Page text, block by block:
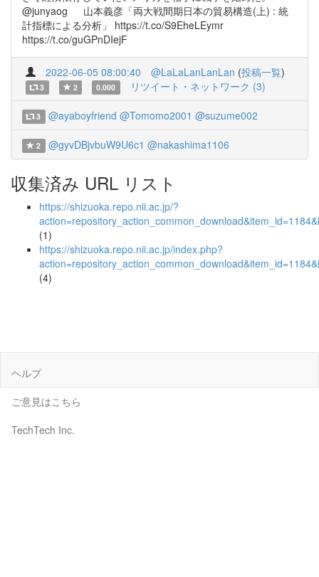
@junyaog 山本義彦「両大戦間期日本の貿易構造(上) : 統
計指標による分析」 https://t.co/S9EheLEymr
https://t.co/guGPnDIejF
2022-06-05 08:00:40 @LaLaLanLanLan (投稿一覧)
3 2 0.000 リツイート・ネットワーク (3)
3 @ayaboyfriend @Tomomo2001 @suzume002
2 @gyvDBjvbuW9U6c1 @nakashima1106
収集済み URL リスト
https://shizuoka.repo.nii.ac.jp/?
(1)
https://shizuoka.repo.nii.ac.jp/index.php?
(4)
ヘルプ
ご意見はこちら
TechTech Inc.